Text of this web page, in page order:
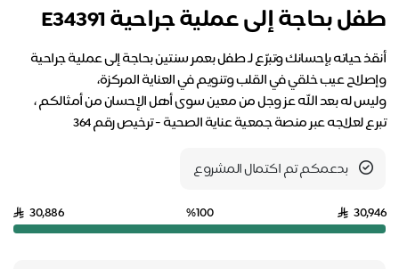
طفل بحاجة إلى عملية جراحية E34391
أنقذ حياته بإحسانك وتبرّع لـ طفل بعمر سنتين بحاجة إلى عملية جراحية
وليس له بعد الله عز وجل من معين سوى أهل الإحسان من أمثالكم ،
تبرع لعلاجه عبر منصة جمعية عناية الصحية - ترخيص رقم 364
بدعمكم تم اكتمال المشروع
30,946
%100
30,886